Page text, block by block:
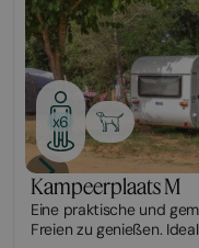
x6
Kampeerplaats M
Eine praktische und
Freien zu genießen.